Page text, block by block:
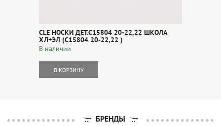
CLE НОСКИ ДЕТ.С15804 20-22,22 ШКОЛА
ХЛ+ЭЛ (С15804 20-22,22 )
В наличии
В КОРЗИНУ
БРЕНДЫ